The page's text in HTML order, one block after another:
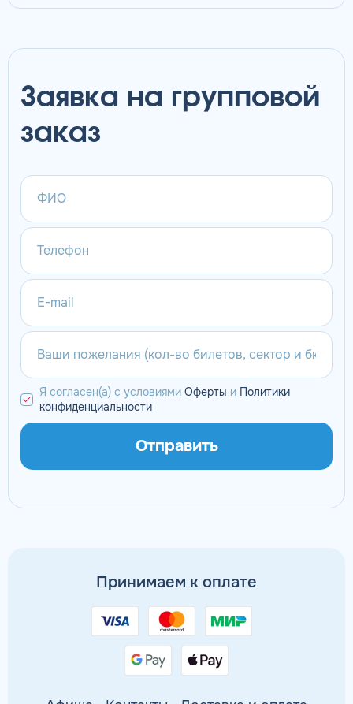
Заявка на групповой
заказ
Я согласен(а) с условиями Оферты и Политики
конфиденциальности
Отправить
Принимаем к оплате